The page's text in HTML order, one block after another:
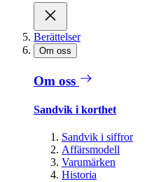
Berättelser
Om oss
Om oss
Sandvik i korthet
Sandvik i siffror
Affärsmodell
Varumärken
Historia